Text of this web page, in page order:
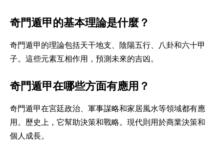
奇門遁甲的基本理論是什麼？
奇門遁甲的理論包括天干地支、陰陽五行、八卦和六十甲
子。這些元素互相作用，預測未來的吉凶。
奇門遁甲在哪些方面有應用？
奇門遁甲在宮廷政治、軍事謀略和家居風水等領域都有應
用。歷史上，它幫助決策和戰略。現代則用於商業決策和
個人成長。